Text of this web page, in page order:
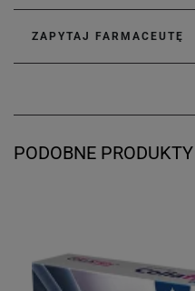
ZAPYTAJ FARMACEUTĘ
PODOBNE PRODUKTY